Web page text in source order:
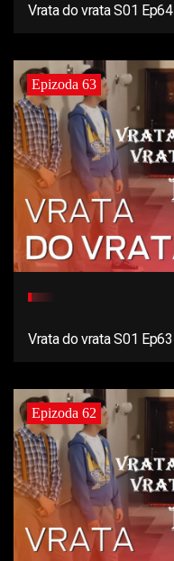
Vrata do vrata S01 Ep64
Epizoda 63
Vrata do vrata S01 Ep63
Epizoda 62